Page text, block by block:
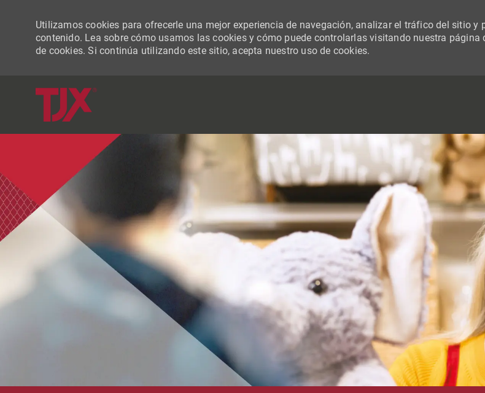
Utilizamos cookies para ofrecerle una mejor experiencia de navegación, analizar el tráfico del sitio y
contenido. Lea sobre cómo usamos las cookies y cómo puede controlarlas visitando nuestra página
de cookies. Si continúa utilizando este sitio, acepta nuestro uso de cookies.